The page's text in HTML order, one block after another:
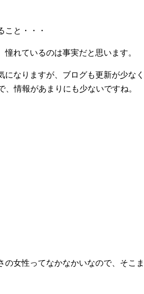
こと・・・
れているのは事実だと思います。
なりますが、ブログも更新が少なく
情報があまりにも少ないですね。
の女性ってなかなかいなので、そこ